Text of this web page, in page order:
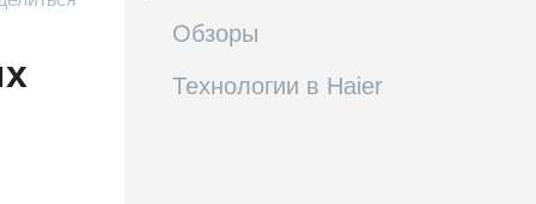
Обзоры
Технологии в Haier